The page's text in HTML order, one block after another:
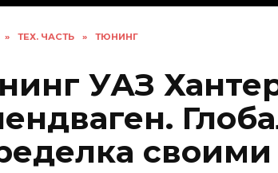
» ТЕХ. ЧАСТЬ » ТЮНИНГ
УАЗ